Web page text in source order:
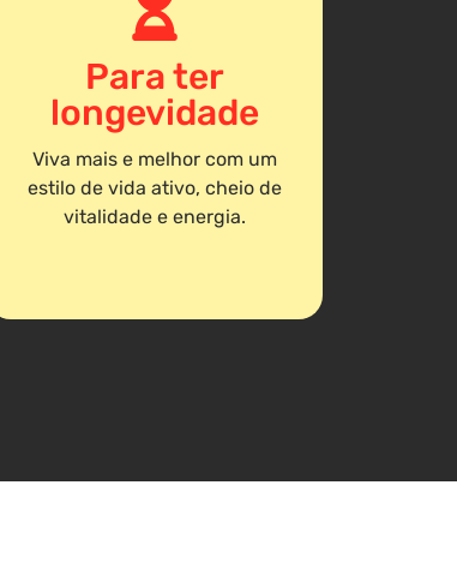
Para ter
longevidade
Viva mais e melhor com um
estilo de vida ativo, cheio de
vitalidade e energia.